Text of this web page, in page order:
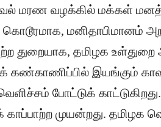
மரண வழக்கில் மக்கள்
மனிதாபிமானம்
துறையாக, தமிழக உள்துறை
கண்காணிப்பில் இயங்கும்
போட்டுக் காட்டுகிறது.
முயன்றது. தமிழக